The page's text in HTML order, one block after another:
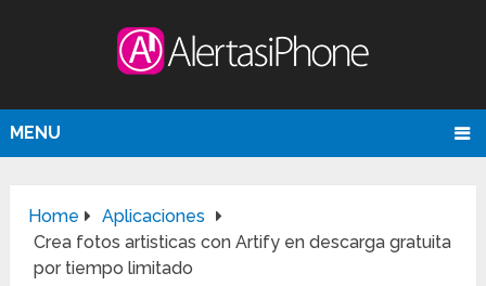
MENU
Home
Aplicaciones
Crea fotos artisticas con Artify en descarga gratuita
por tiempo limitado